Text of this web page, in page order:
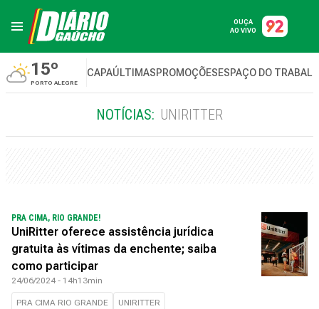
OUÇA
AO VIVO
15º
PORTO ALEGRE
CAPAÚLTIMASPROMOÇÕESESPAÇO DO
NOTÍCIAS: UNIRITTER
PRA CIMA, RIO GRANDE!
UniRitter oferece assistência jurídica
gratuita às vítimas da enchente; saiba
como participar
24/06/2024 - 14h13min
PRA CIMA RIO GRANDE UNIRITTER